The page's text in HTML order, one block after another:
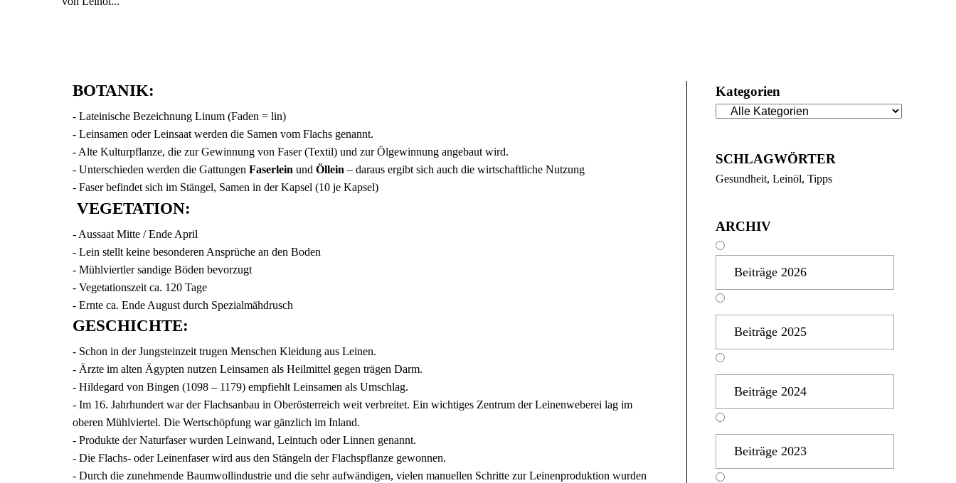
BOTANIK:
- Lateinische Bezeichnung Linum (Faden = lin)
- Leinsamen oder Leinsaat werden die Samen vom Flachs genannt.
- Alte Kulturpflanze, die zur Gewinnung von Faser (Textil) und zur Ölgewinnung angebaut wird.
- Unterschieden werden die Gattungen Faserlein und Öllein – daraus ergibt sich auch die wirtschaftliche Nutzung
- Faser befindet sich im Stängel, Samen in der Kapsel (10 je Kapsel)
VEGETATION:
- Aussaat Mitte / Ende April
- Lein stellt keine besonderen Ansprüche an den Boden
- Mühlviertler sandige Böden bevorzugt
- Vegetationszeit ca. 120 Tage
- Ernte ca. Ende August durch Spezialmähdrusch
GESCHICHTE:
- Schon in der Jungsteinzeit trugen Menschen Kleidung aus Leinen.
- Ärzte im alten Ägypten nutzen Leinsamen als Heilmittel gegen trägen Darm.
- Hildegard von Bingen (1098 – 1179) empfiehlt Leinsamen als Umschlag.
- Im 16. Jahrhundert war der Flachsanbau in Oberösterreich weit verbreitet. Ein wichtiges Zentrum der Leinenweberei lag im
oberen Mühlviertel. Die Wertschöpfung war gänzlich im Inland.
- Produkte der Naturfaser wurden Leinwand, Leintuch oder Linnen genannt.
- Die Flachs- oder Leinenfaser wird aus den Stängeln der Flachspflanze gewonnen.
- Durch die zunehmende Baumwollindustrie und die sehr aufwändigen, vielen manuellen Schritte zur Leinenproduktion wurden
Kategorien
SCHLAGWÖRTER
Gesundheit Leinöl Tipps
ARCHIV
Beiträge 2026
Beiträge 2025
Beiträge 2024
Beiträge 2023